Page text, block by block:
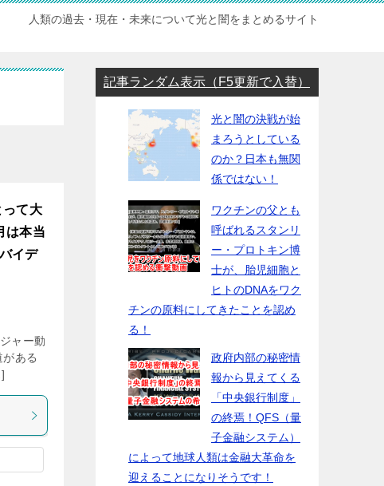
人類の過去・現在・未来について光と闇をまとめるサイト
て大
は本当
イデ
ャー動
ある
記事ランダム表示（F5更新で入替）
光と闇の決戦が始
まろうとしている
のか？日本も無関
係ではない！
ワクチンの父とも
呼ばれるスタンリ
ー・プロトキン博
士が、胎児細胞と
ヒトのDNAをワク
チンの原料にしてきたことを認め
る！
政府内部の秘密情
報から見えてくる
「中央銀行制度」
の終焉！QFS（量
子金融システム）
によって地球人類は金融大革命を
迎えることになりそうです！